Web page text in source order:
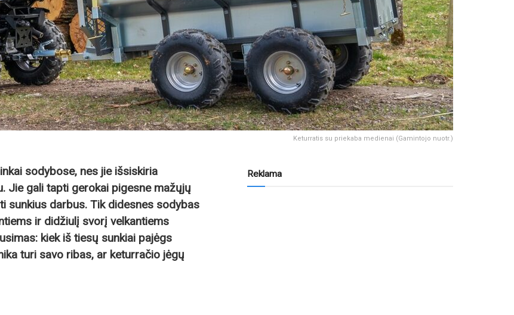
Keturratis su priekaba medienai (Gamintojo nuotr.)
sodybose, nes jie išsiskiria
Jie gali tapti gerokai pigesne mažųjų
sunkius darbus. Tik didesnes sodybas
ir didžiulį svorį velkantiems
kiek iš tiesų sunkiai pajėgs
turi savo ribas, ar keturračio jėgų
Reklama